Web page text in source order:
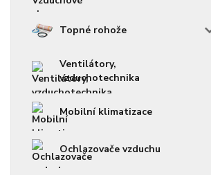
Topné rohože
Ventilátory,
vzduchotechnika
Mobilní klimatizace
Ochlazovače vzduchu